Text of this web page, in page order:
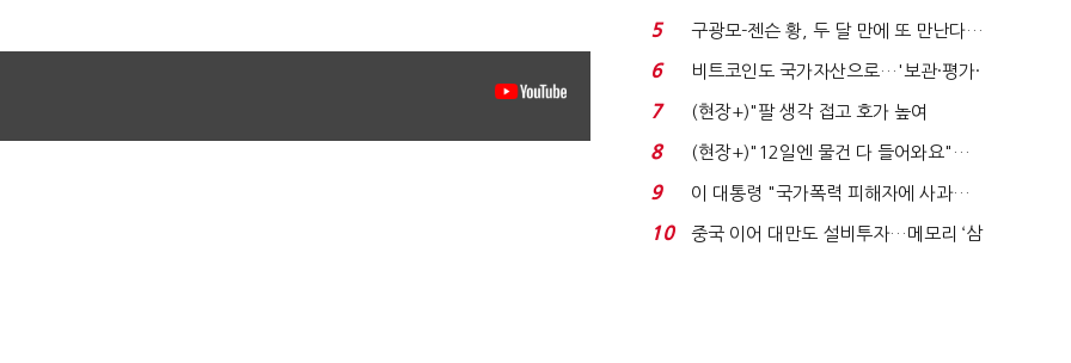
에너지안보 핵심...
5
구광모-젠슨 황, 두 달 만에 또 만난다…
로봇·AI 등 논...
6
비트코인도 국가자산으로…'보관·평가·
처분' 기준은 ...
7
(현장+)"팔 생각 접고 호가 높여
요"…'덜 똘똘한 한 채' 20...
8
(현장+)"12일엔 물건 다 들어와요"…
빈 매대 채우며 문 연 ...
9
이 대통령 "국가폭력 피해자에 사과…
적극적 조사로 진...
10
중국 이어 대만도 설비투자…메모리 ‘삼